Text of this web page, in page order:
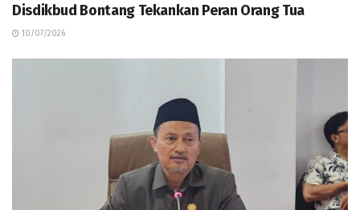
Disdikbud Bontang Tekankan Peran Orang Tua
10/07/2026